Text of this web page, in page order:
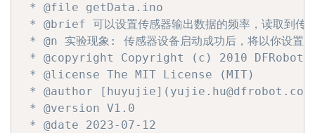
* @file getData.ino
* @brief 可以设置传感器输出数据的频率，读取到传
* @n 实验现象: 传感器设备启动成功后，将以你设置
* @copyright Copyright (c) 2010
* @license The MIT License (MIT)
* @author
* @version V1.0
* @date 2023-07-12